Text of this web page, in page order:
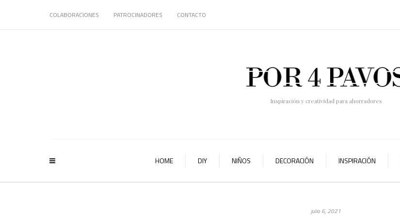
COLABORACIONES PATROCINADORES CONTACTO
Inspiración y creatividad para ahorradores
HOME DIY NIÑOS DECORACIÓN INSPIRACIÓN
julio 6, 2021